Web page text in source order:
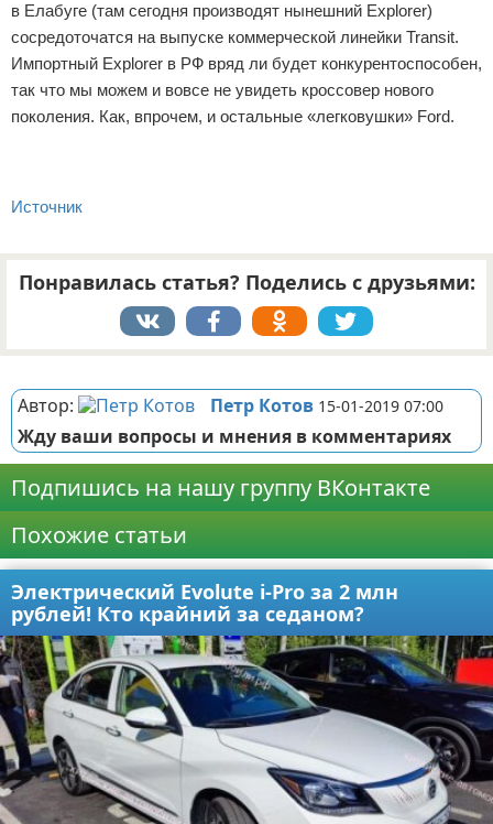
в Елабуге (там сегодня производят нынешний Explorer)
сосредоточатся на выпуске коммерческой линейки Transit.
Импортный Explorer в РФ вряд ли будет конкурентоспособен,
так что мы можем и вовсе не увидеть кроссовер нового
поколения. Как, впрочем, и остальные «легковушки» Ford.
Источник
Понравилась статья? Поделись с друзьями:
Автор: Петр Котов 15-01-2019 07:00
Жду ваши вопросы и мнения в комментариях
Подпишись на нашу группу ВКонтакте
Похожие статьи
Электрический Evolute i-Pro за 2 млн
рублей! Кто крайний за седаном?